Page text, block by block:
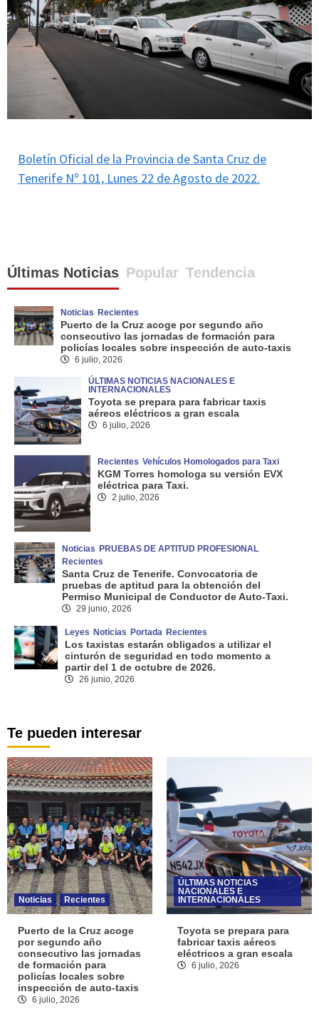
Boletín Oficial de la Provincia de Santa Cruz de
Tenerife Nº 101, Lunes 22 de Agosto de 2022.
Últimas Noticias Popular Tendencia
Noticias Recientes
Puerto de la Cruz acoge por segundo año
consecutivo las jornadas de formación para
policías locales sobre inspección de auto-taxis
6 julio, 2026
ÚLTIMAS NOTICIAS NACIONALES E
INTERNACIONALES
Toyota se prepara para fabricar taxis
aéreos eléctricos a gran escala
6 julio, 2026
Recientes Vehículos Homologados para Taxi
KGM Torres homologa su versión EVX
eléctrica para Taxi.
2 julio, 2026
Noticias PRUEBAS DE APTITUD PROFESIONAL
Recientes
Santa Cruz de Tenerife. Convocatoria de
pruebas de aptitud para la obtención del
Permiso Municipal de Conductor de Auto-Taxi.
29 junio, 2026
Leyes Noticias Portada Recientes
Los taxistas estarán obligados a utilizar el
cinturón de seguridad en todo momento a
partir del 1 de octubre de 2026.
26 junio, 2026
Te pueden interesar
Noticias Recientes
Puerto de la Cruz acoge
por segundo año
consecutivo las jornadas
de formación para
policías locales sobre
inspección de auto-taxis
6 julio, 2026
ÚLTIMAS NOTICIAS
NACIONALES E
INTERNACIONALES
Toyota se prepara para
fabricar taxis aéreos
eléctricos a gran escala
6 julio, 2026